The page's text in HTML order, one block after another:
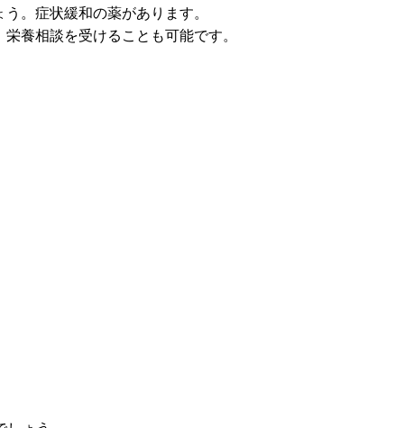
。症状緩和の薬があります。
養相談を受けることも可能です。